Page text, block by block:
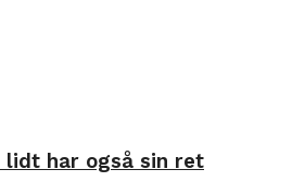
lidt har også sin ret